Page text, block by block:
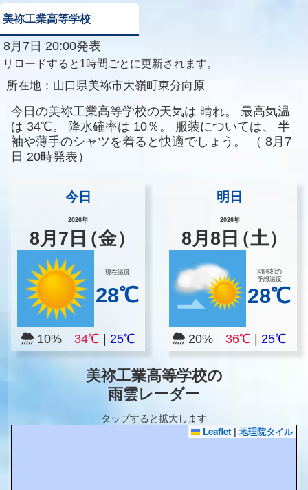
美祢工業高等学校
8月7日 20:00発表
リロードすると1時間ごとに更新されます。
所在地： 山口県美祢市大嶺町東分向原
今日の美祢工業高等学校の天気は 晴れ。
最高気温
は 34℃。 降水確率は 10％。 服装については、
半
袖や薄手のシャツを着ると快適でしょう。
（ 8月7
日 20時発表）
今日
2026年
8月 7 日（金）
現在温度
28℃
10% 34℃ 25℃
明日
2026年
8月8 日（土）
同時刻の
予想温度
28℃
20% 36℃ |25℃
美祢工業高等学校の
雨雲レーダー
タップすると拡大します
Leaflet | 地理院タイル